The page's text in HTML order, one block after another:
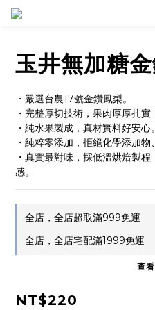
玉井無加糖
・嚴選台農17號金鑽鳳梨。
・完整厚切技術，果肉厚厚扎實
・純水果製成，真材實料好安心。
・純粹零添加，拒絕化學添加物
・真實最對味，採低溫烘焙製
感。
全店，全店超取滿999免運
全店，全店宅配滿1999免運
查
NT$220